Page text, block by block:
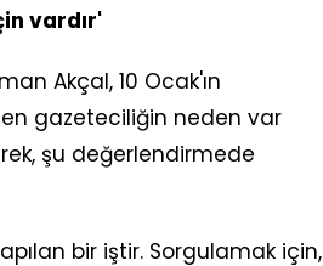
vardır'
Akçal, 10 Ocak'ın
gazeteciliğin neden var
şu değerlendirmede
bir iştir. Sorgulamak için,